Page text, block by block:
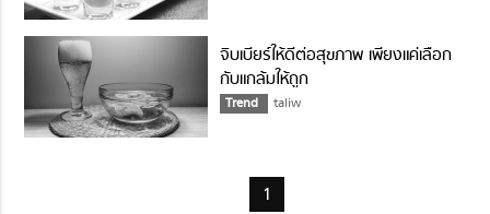
จิบเบียร์ให้ดีต่อสุขภาพ เพียงแค่เลือก
กับแกล้มให้ถูก
Trend taliw
1